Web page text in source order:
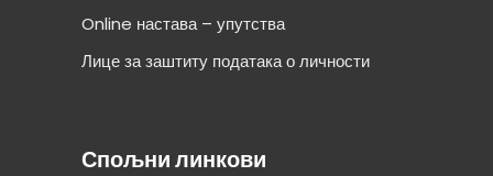
Online настава – упутства
Лице за заштиту података о личности
Спољни линкови